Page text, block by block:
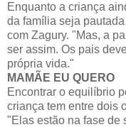
Enquanto a criança
da família seja
com Zagury. "Mas, a
ser assim. Os pais
própria vida."
MAMÃE EU QUERO
Encontrar o equilíbrio
criança tem entre dois
"Elas estão na fase de